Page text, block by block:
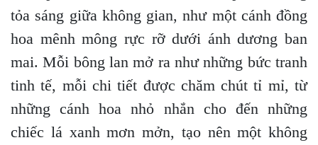
tỏa sáng giữa không gian, như một cánh đồng
hoa mênh mông rực rỡ dưới ánh dương ban
mai. Mỗi bông lan mở ra như những bức tranh
tinh tế, mỗi chi tiết được chăm chút tỉ mỉ, từ
những cánh hoa nhỏ nhắn cho đến những
chiếc lá xanh mơn mởn, tạo nên một không